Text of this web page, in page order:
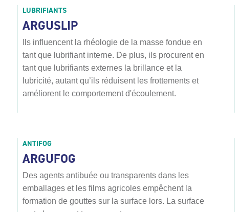
LUBRIFIANTS
ARGUSLIP
Ils influencent la rhéologie de la masse fondue en
tant que lubrifiant interne. De plus, ils procurent en
tant que lubrifiants externes la brillance et la
lubricité, autant qu’ils réduisent les frottements et
améliorent le comportement d'écoulement.
ANTIFOG
ARGUFOG
Des agents antibuée ou transparents dans les
emballages et les films agricoles empêchent la
formation de gouttes sur la surface lors. La surface